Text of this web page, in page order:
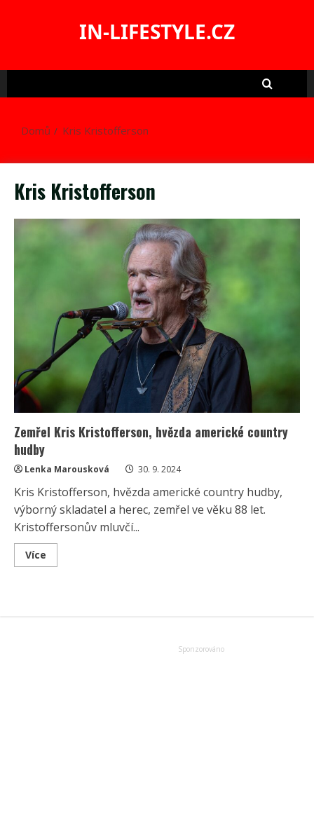
IN-LIFESTYLE.CZ
Domů Kris Kristofferson
Kris Kristofferson
Zemřel Kris Kristofferson, hvězda americké country
hudby
Lenka Marousková 30. 9. 2024
Kris Kristofferson, hvězda americké country hudby,
výborný skladatel a herec, zemřel ve věku 88 let.
Kristoffersonův mluvčí...
Více
more